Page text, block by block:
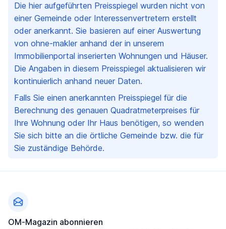
Die hier aufgeführten Preisspiegel wurden nicht von
einer Gemeinde oder Interessenvertretern erstellt
oder anerkannt. Sie basieren auf einer Auswertung
von ohne-makler anhand der in unserem
Immobilienportal inserierten Wohnungen und Häuser.
Die Angaben in diesem Preisspiegel aktualisieren wir
kontinuierlich anhand neuer Daten.
Falls Sie einen anerkannten Preisspiegel für die
Berechnung des genauen Quadratmeterpreises für
Ihre Wohnung oder Ihr Haus benötigen, so wenden
Sie sich bitte an die örtliche Gemeinde bzw. die für
Sie zuständige Behörde.
OM-Magazin abonnieren